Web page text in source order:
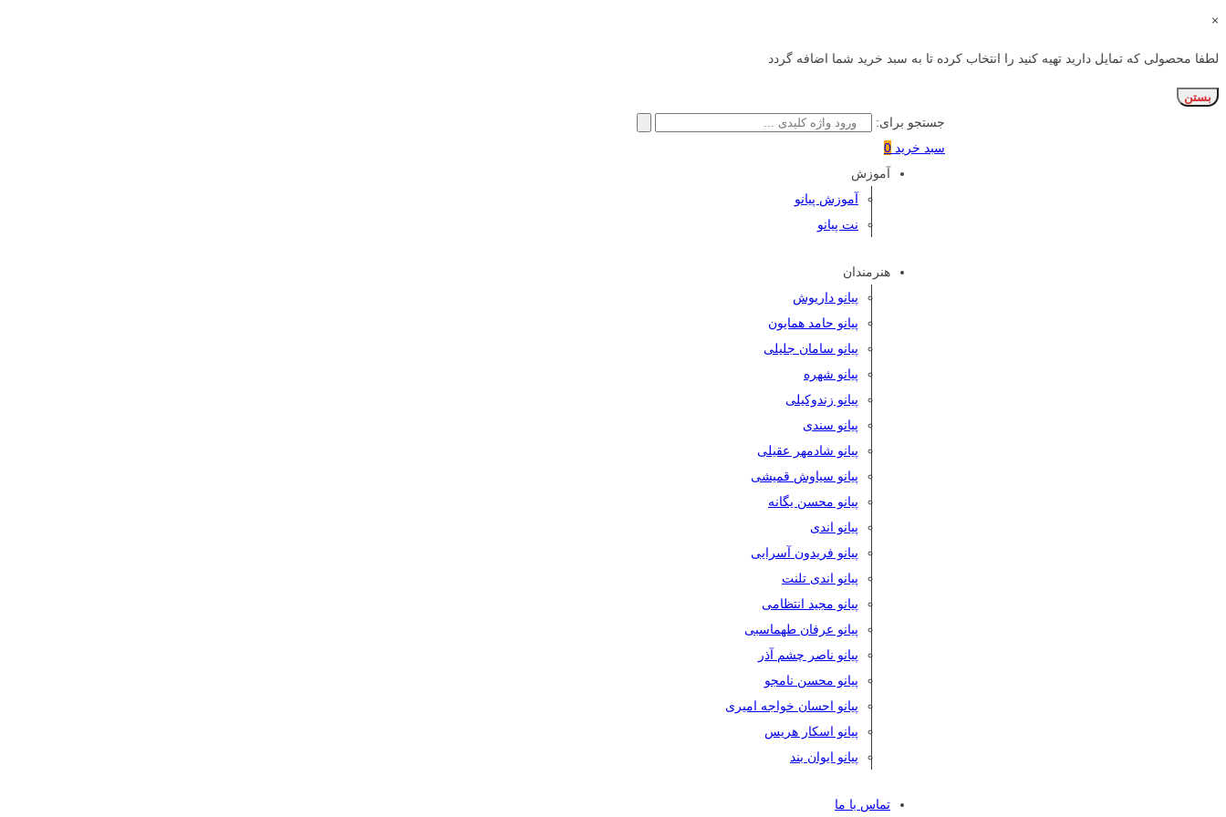
×
لطفا محصولی که تمایل دارید تهیه کنید را انتخاب کرده تا به سبد خرید شما اضافه گردد
بستن
جستجو برای:
سبد خرید 0
آموزش
آموزش پیانو
نت پیانو
هنرمندان
پیانو داریوش
پیانو حامد همایون
پیانو سامان جلیلی
پیانو شهره
پیانو زندوکیلی
پیانو سندی
پیانو شادمهر عقیلی
پیانو سیاوش قمیشی
پیانو محسن یگانه
پیانو اندی
پیانو فریدون آسرایی
پیانو اندی تلنت
پیانو مجید انتظامی
پیانو عرفان طهماسبی
پیانو ناصر چشم آذر
پیانو محسن نامجو
پیانو احسان خواجه امیری
پیانو اسکار هریس
پیانو ایوان بند
تماس با ما